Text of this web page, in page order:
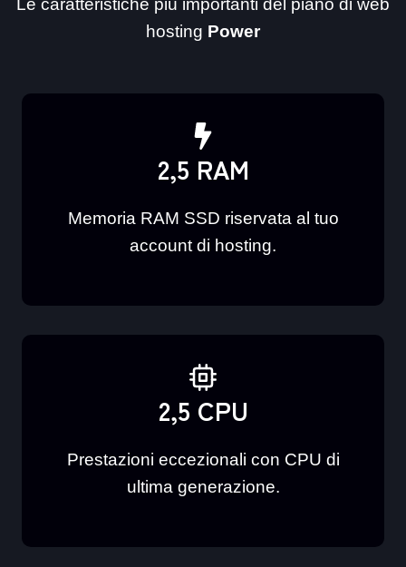
Le caratteristiche più importanti del piano di web
hosting Power
2,5 RAM
Memoria RAM SSD riservata al tuo
account di hosting.
2,5 CPU
Prestazioni eccezionali con CPU di
ultima generazione.